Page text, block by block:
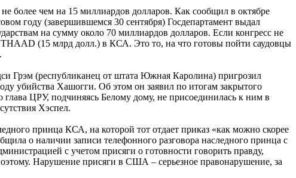
более чем на 15 миллиардов долларов. Как сообщил в октябре
году (завершившемся 30 сентября) Госдепартамент выдал
на сумму около 70 миллиардов долларов. Если конгресс не
THAAD (15 млрд долл.) в КСА. Это то, на что готовы пойти саудовцы
Грэм (республиканец от штата Южная Каролина) пригрозил
убийства Хашогги. Об этом он заявил по итогам закрытого
ЦРУ, подчиняясь Белому дому, не присоединилась к ним в
Хэспел.
принца КСА, на которой тот отдает приказ «как можно скорее
о наличии записи телефонного разговора наследного принца с
с учетом присяги о готовности говорить правду,
Нарушение присяги в США – серьезное правонарушение, за